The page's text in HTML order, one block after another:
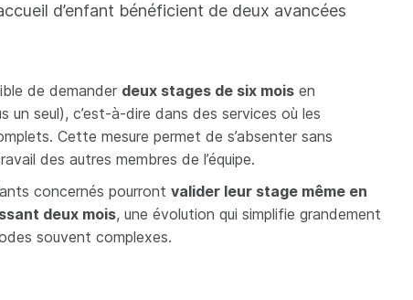
d’enfant bénéficient de deux avancées
de demander deux stages de six mois en
un seul), c’est-à-dire dans des services où les
Cette mesure permet de s’absenter sans
des autres membres de l’équipe.
concernés pourront valider leur stage même en
deux mois, une évolution qui simplifie grandement
souvent complexes.